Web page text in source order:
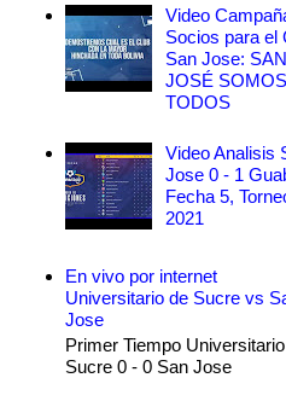
Video
Socios para el
San Jose: SAN
JOSÉ SOMOS
TODOS
Video Analisis
Jose 0 - 1
Fecha 5,
2021
En vivo por internet
Universitario de Sucre vs
Jose
Primer Tiempo
Sucre 0 - 0 San Jose